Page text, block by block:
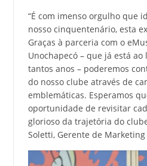
“É com imenso orgulho que
nosso cinquentenário, esta
Graças à parceria com o
Unochapecó – que já está ao
tantos anos – poderemos
do nosso clube através de
emblemáticas. Esperamos
oportunidade de revisitar
glorioso da trajetória do
Soletti, Gerente de